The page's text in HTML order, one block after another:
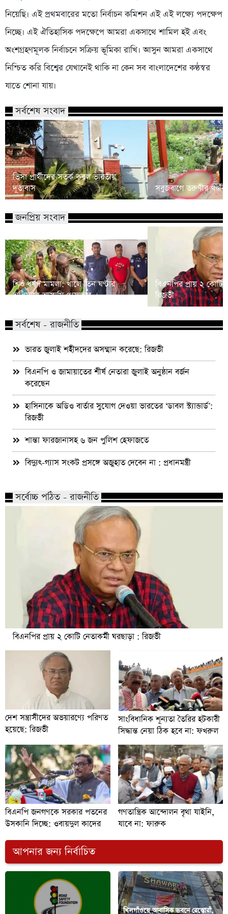
নিয়েছি। এই প্রথমবারের মতো নির্বাচন কমিশন এই এই লক্ষ্যে পদক্ষেপ
নিচ্ছে। এই ঐতিহাসিক পদক্ষেপে আমরা একসাথে শামিল হই এবং
অংশগ্রহণমূলক নির্বাচনে সক্রিয় ভূমিকা রাখি। আসুন আমরা একসাথে
নিশ্চিত করি বিশ্বের যেখানেই থাকি না কেন সব বাংলাদেশের কণ্ঠস্বর
যাতে শোনা যায়।
সর্বশেষ সংবাদ
ভিসা প্রার্থীদের সতর্ক করল ভারতীয়
দূতাবাস
সবুজবাগে তরুণীর
জনপ্রিয় সংবাদ
শিশু ধর্ষণ মামলা: খালে তিন ঘণ্টার
অভিযানে আসামি গ্রেফতার
বিএনপির প্রায় ২ কোটি
রিজভী
সর্বশেষ - রাজনীতি
ভারত জুলাই শহীদদের অসম্মান করেছে: রিজভী
বিএনপি ও জামায়াতের শীর্ষ নেতারা জুলাই অনুষ্ঠান বর্জন
করেছেন
হাসিনাকে অডিও বার্তার সুযোগ দেওয়া ভারতের ‘ডাবল স্ট্যান্ডার্ড’:
রিজভী
শান্তা ফারজানাসহ ৬ জন পুলিশ হেফাজতে
বিদ্যুৎ-গ্যাস সংকট প্রসঙ্গে অজুহাত দেবেন না : প্রধানমন্ত্রী
সর্বোচ্চ পঠিত - রাজনীতি
বিএনপির প্রায় ২ কোটি নেতাকর্মী ঘরছাড়া : রিজভী
দেশ সন্ত্রাসীদের অভয়ারণ্যে পরিণত
হয়েছে: রিজভী
সাংবিধানিক শূন্যতা তৈরির হটকারী
সিদ্ধান্ত নেয়া ঠিক হবে না: ফখরুল
বিএনপি জনগণকে সরকার পতনের
উসকানি দিচ্ছে: ওবায়দুল কাদের
গণতান্ত্রিক আন্দোলন বৃথা যাইনি,
যাবে না: ফারুক
আপনার জন্য নির্বাচিত
খিলগাঁওয়ে আবাসিক ভবনে রেস্তোরাঁ,